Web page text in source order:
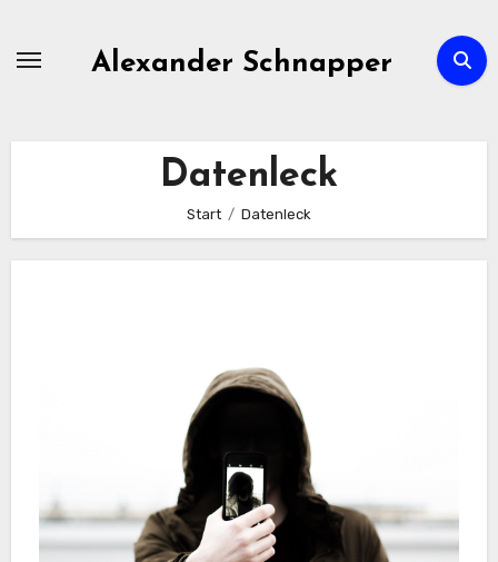
Alexander Schnapper
Datenleck
Start Datenleck